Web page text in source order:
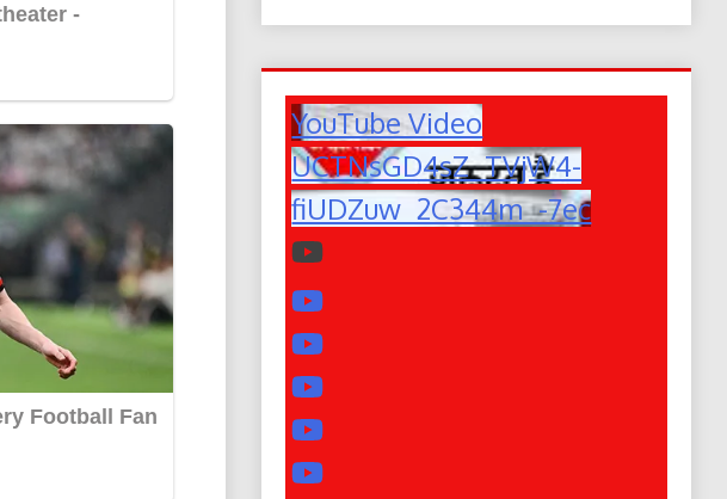
YouTube Video
UCTNsGD4sZ_TVjW4-
fiUDZuw_2C344m_-7ec